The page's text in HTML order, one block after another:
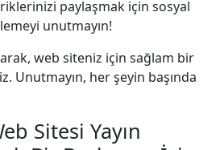
paylaşmak için sosyal
unutmayın!
web siteniz için sağlam bir
Unutmayın, her şeyin başında
Sitesi Yayın